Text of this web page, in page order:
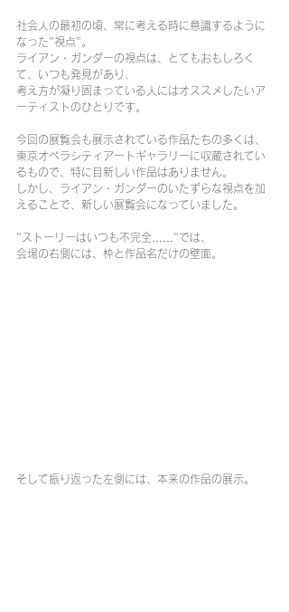
社会人の最初の頃、常に考える時に意識するように
なった"視点"。
ライアン・ガンダーの視点は、とてもおもしろく
て、いつも発見があり、
考え方が凝り固まっている人にはオススメしたいア
ーティストのひとりです。
今回の展覧会も展示されている作品たちの多くは、
東京オペラシティアートギャラリーに収蔵されてい
るもので、特に目新しい作品はありません。
しかし、ライアン・ガンダーのいたずらな視点を加
えることで、新しい展覧会になっていました。
"ストーリーはいつも不完全……"では、
会場の右側には、枠と作品名だけの壁面。
そして振り返った左側には、本来の作品の展示。